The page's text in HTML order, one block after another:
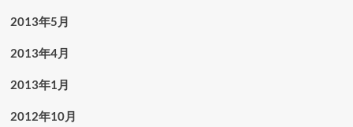
2013年5月
2013年4月
2013年1月
2012年10月